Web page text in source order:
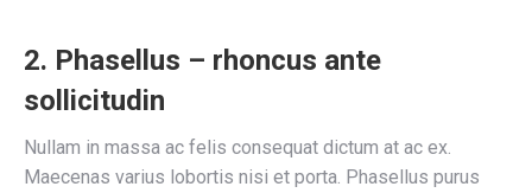
2. Phasellus – rhoncus ante
sollicitudin
Nullam in massa ac felis consequat dictum at ac ex.
Maecenas varius lobortis nisi et porta. Phasellus purus